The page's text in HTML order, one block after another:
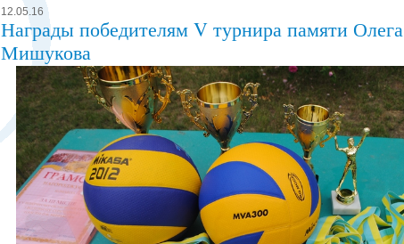
12.05.16
Награды победителям V турнира памяти Олега
Мишукова